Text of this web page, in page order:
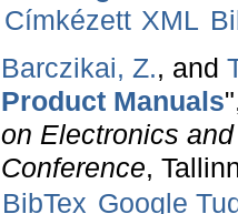
Címkézett XML
Barczikai, Z., and
Product Manuals
on Electronics
Conference,
BibTex Google